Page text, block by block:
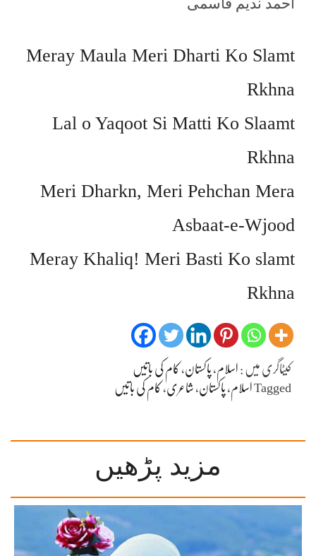
احمد ندیم قاسمی
Meray Maula Meri Dharti Ko Slamt
Rkhna
Lal o Yaqoot Si Matti Ko Slaamt
Rkhna
Meri Dharkn, Meri Pehchan Mera
Asbaat-e-Wjood
Meray Khaliq! Meri Basti Ko slamt
Rkhna
کیٹاگری میں : اسلام، پاکستان، کام کی باتیں
Taggedاسلام، پاکستان، شاعری، کام کی باتیں
مزید پڑھیں